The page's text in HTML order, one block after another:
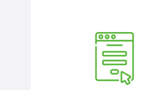
Pemohon mengisi borang
permohonan bagi